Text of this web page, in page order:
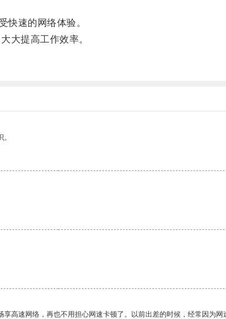
速的网络体验。
大提高工作效率。
高速网络，再也不用担心网速卡顿了。以前出差的时候，经常因为